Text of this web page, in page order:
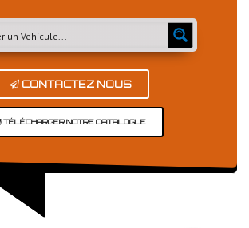
CONTACTEZ NOUS
TÉLÉCHARGER NOTRE CATALOGUE